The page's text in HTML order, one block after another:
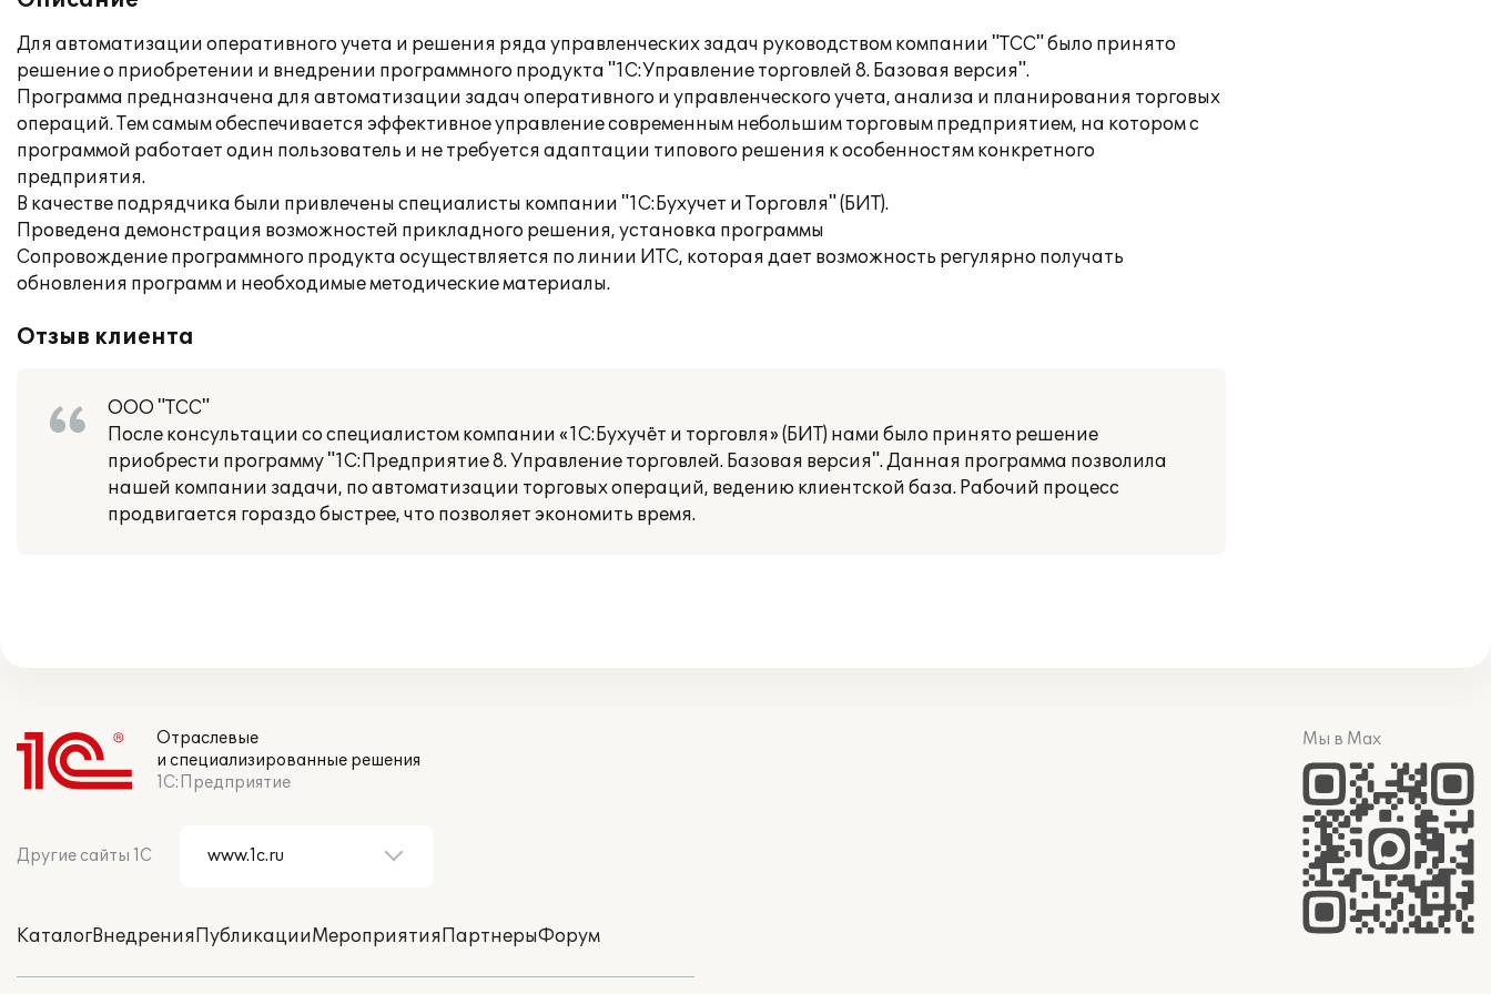
Для автоматизации оперативного учета и решения ряда управленческих задач руководством компании "ТСС" было принято
решение о приобретении и внедрении программного продукта "1С:Управление торговлей 8. Базовая версия".
Программа предназначена для автоматизации задач оперативного и управленческого учета, анализа и планирования торговых
операций. Тем самым обеспечивается эффективное управление современным небольшим торговым предприятием, на котором с
программой работает один пользователь и не требуется адаптации типового решения к особенностям конкретного
предприятия.
В качестве подрядчика были привлечены специалисты компании "1С:Бухучет и Торговля" (БИТ).
Проведена демонстрация возможностей прикладного решения, установка программы
Сопровождение программного продукта осуществляется по линии ИТС, которая дает возможность регулярно получать
обновления программ и необходимые методические материалы.
Отзыв клиента
ООО "ТСС"
После консультации со специалистом компании «1С:Бухучёт и торговля» (БИТ) нами было принято решение
приобрести программу "1С:Предприятие 8. Управление торговлей. Базовая версия". Данная программа позволила
нашей компании задачи, по автоматизации торговых операций, ведению клиентской база. Рабочий процесс
продвигается гораздо быстрее, что позволяет экономить время.
Отраслевые
и специализированные решения
1С:Предприятие
Другие сайты 1С
КаталогВнедренияПубликацииМероприятияПартнерыФорум
Мы в Max